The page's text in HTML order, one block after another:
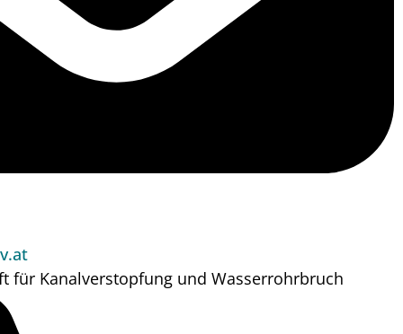
für Kanalverstopfung und Wasserrohrbruch